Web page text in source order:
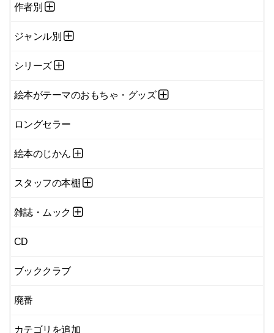
作者別
ジャンル別
シリーズ
絵本がテーマのおもちゃ・グッズ
ロングセラー
絵本のじかん
スタッフの本棚
雑誌・ムック
CD
ブッククラブ
廃番
カテゴリを追加